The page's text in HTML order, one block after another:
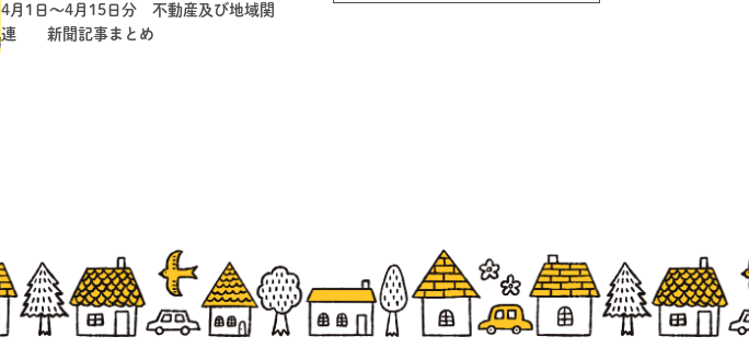
4月1日～4月15日分 不動産及び地域関
連 新聞記事まとめ